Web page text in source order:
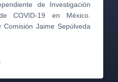
de Investigación
COVID-19 en México.
Jaime Sepúlveda